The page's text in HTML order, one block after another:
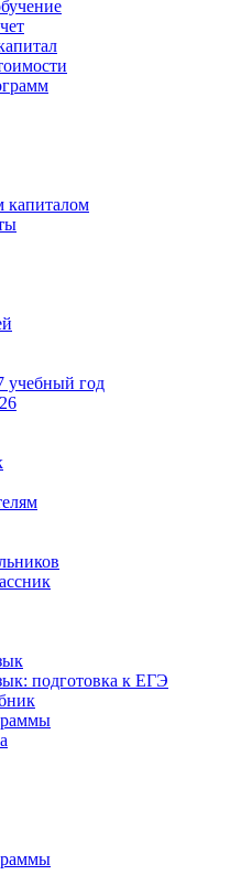
капиталом
учебный год
подготовка к ЕГЭ